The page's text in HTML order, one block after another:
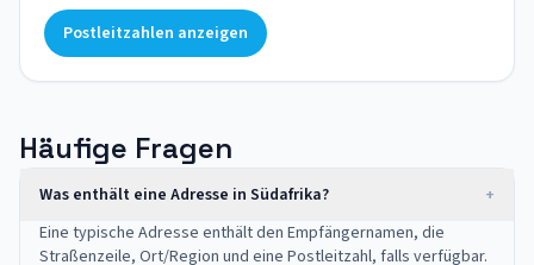
Postleitzahlen anzeigen
Häufige Fragen
Was enthält eine Adresse in Südafrika?
+
Eine typische Adresse enthält den Empfängernamen, die
Straßenzeile, Ort/Region und eine Postleitzahl, falls verfügbar.